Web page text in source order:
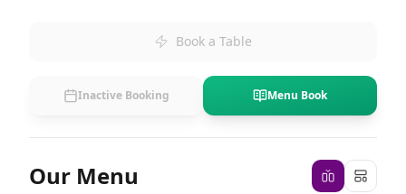
Book a Table
Inactive Booking Menu Book
Our Menu